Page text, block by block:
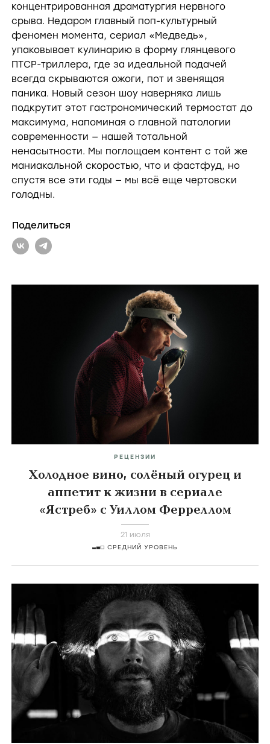
концентрированная драматургия нервного
срыва. Недаром главный поп-культурный
феномен момента, сериал «Медведь»,
упаковывает кулинарию в форму глянцевого
ПТСР-триллера, где за идеальной подачей
всегда скрываются ожоги, пот и звенящая
паника. Новый сезон шоу наверняка лишь
подкрутит этот гастрономический термостат до
максимума, напоминая о главной патологии
современности — нашей тотальной
ненасытности. Мы поглощаем контент с той же
маниакальной скоростью, что и фастфуд, но
спустя все эти годы — мы всё еще чертовски
голодны.
Поделиться
РЕЦЕНЗИИ
Холодное вино, солёный огурец и
аппетит к жизни в сериале
«Ястреб» с Уиллом Ферреллом
21 июля
СРЕДНИЙ УРОВЕНЬ